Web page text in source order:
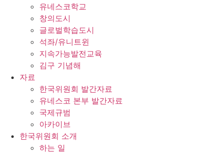
유네스코학교
창의도시
글로벌학습도시
석좌/유니트윈
지속가능발전교육
김구 기념해
자료
한국위원회 발간자료
유네스코 본부 발간자료
국제규범
아카이브
한국위원회 소개
하는 일